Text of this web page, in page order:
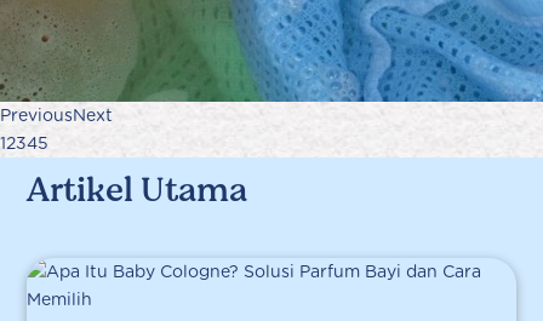
PreviousNext
12345
Artikel Utama